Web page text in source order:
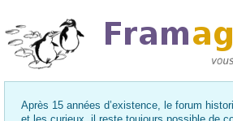
Après 15 années d’existence, le forum